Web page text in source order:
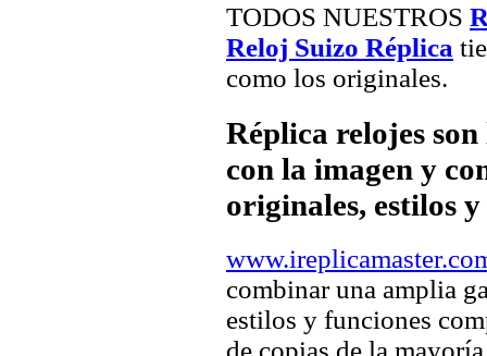
TODOS NUESTROS
Reloj Suizo Réplica
como los originales.
Réplica relojes
con la imagen y
originales, estilos
combinar una amplia
estilos y funciones